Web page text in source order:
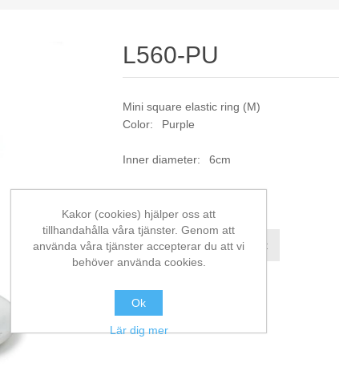
L560-PU
Mini square elastic ring (M)
Color: Purple
Inner diameter: 6cm
Jämför denna produkt
Kakor (cookies) hjälper oss att
tillhandahålla våra tjänster. Genom att
använda våra tjänster accepterar du att vi
behöver använda cookies.
Ok
Lär dig mer